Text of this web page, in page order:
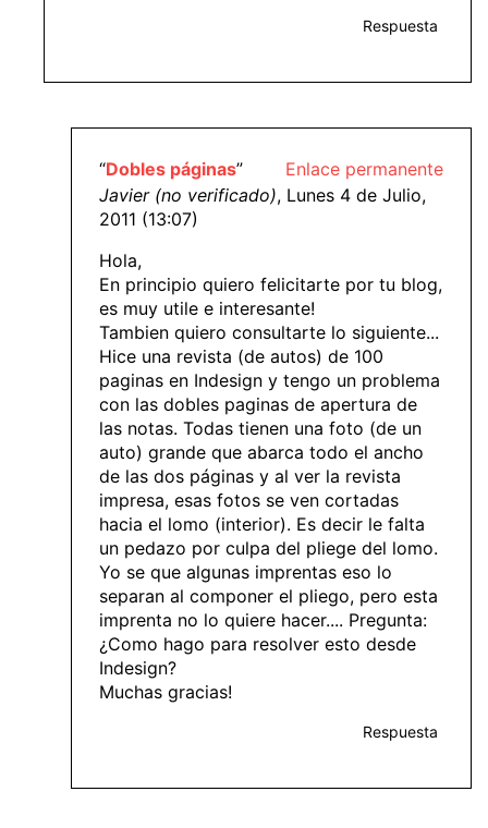
Respuesta
Enlace permanente
“Dobles páginas”
Javier (no verificado), Lunes 4 de Julio,
2011 (13:07)
Hola,
En principio quiero felicitarte por tu blog,
es muy utile e interesante!
Tambien quiero consultarte lo siguiente...
Hice una revista (de autos) de 100
paginas en Indesign y tengo un problema
con las dobles paginas de apertura de
las notas. Todas tienen una foto (de un
auto) grande que abarca todo el ancho
de las dos páginas y al ver la revista
impresa, esas fotos se ven cortadas
hacia el lomo (interior). Es decir le falta
un pedazo por culpa del pliege del lomo.
Yo se que algunas imprentas eso lo
separan al componer el pliego, pero esta
imprenta no lo quiere hacer.... Pregunta:
¿Como hago para resolver esto desde
Indesign?
Muchas gracias!
Respuesta